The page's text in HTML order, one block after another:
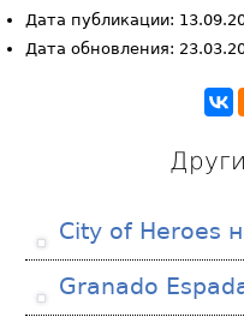
Дата публикации:
Дата обновления:
City of Heroes
Granado